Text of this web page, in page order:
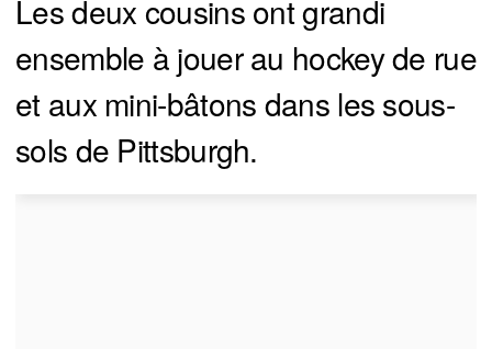
Les deux cousins ont grandi
ensemble à jouer au hockey de rue
et aux mini-bâtons dans les sous-
sols de Pittsburgh.